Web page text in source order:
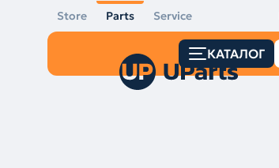
Store Parts Service
КАТАЛОГ